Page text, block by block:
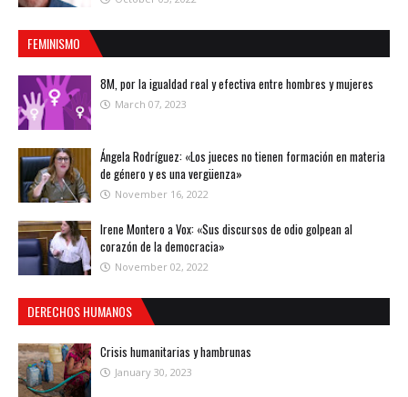
FEMINISMO
8M, por la igualdad real y efectiva entre hombres y mujeres
March 07, 2023
Ángela Rodríguez: «Los jueces no tienen formación en materia
de género y es una vergüenza»
November 16, 2022
Irene Montero a Vox: «Sus discursos de odio golpean al
corazón de la democracia»
November 02, 2022
DERECHOS HUMANOS
Crisis humanitarias y hambrunas
January 30, 2023